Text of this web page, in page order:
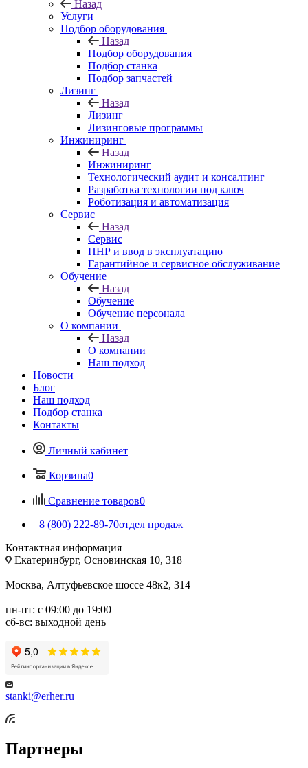
Назад
Услуги
Подбор оборудования
Назад
Подбор оборудования
Подбор станка
Подбор запчастей
Лизинг
Назад
Лизинг
Лизинговые программы
Инжиниринг
Назад
Инжиниринг
Технологический аудит и консалтинг
Разработка технологии под ключ
Роботизация и автоматизация
Сервис
Назад
Сервис
ПНР и ввод в эксплуатацию
Гарантийное и сервисное обслуживание
Обучение
Назад
Обучение
Обучение персонала
О компании
Назад
О компании
Наш подход
Новости
Блог
Наш подход
Подбор станка
Контакты
Личный кабинет
Корзина0
Сравнение товаров0
8 (800) 222-89-70отдел продаж
Контактная информация
Екатеринбург, Основинская 10, 318
Москва, Алтуфьевское шоссе 48к2, 314
пн-пт: с 09:00 до 19:00
сб-вс: выходной день
stanki@erher.ru
Партнеры